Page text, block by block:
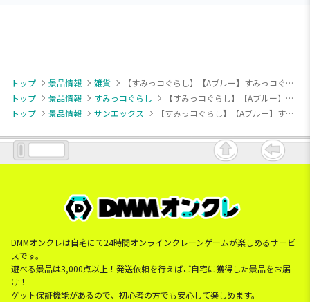
トップ 景品情報 雑貨
【すみっコぐらし】【Aブルー】すみっコぐらし しろくまのふるさと カバー付き4段収納棚
トップ
景品情報 すみっコぐらし
【すみっコぐらし】【Aブルー】すみっコぐらし しろくまのふるさと カバー付き4段収納棚
トップ
景品情報 サンエックス 【すみっコぐらし】【Aブルー】すみっコぐらし しろくまのふるさと カバー付き4段収納棚
DMMオンクレは自宅にて24時間オンラインクレーンゲームが楽しめるサービ
スです。
遊べる景品は3,000点以上！発送依頼を行えばご自宅に獲得した景品をお届
け！
ゲット保証機能があるので、初心者の方でも安心して楽しめます。